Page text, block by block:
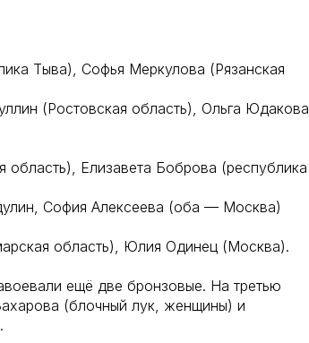
Тыва), Софья Меркулова (Рязанская
(Ростовская область), Ольга Юдакова
Елизавета Боброва (республика
София Алексеева (оба — Москва)
область), Юлия Одинец (Москва).
ещё две бронзовые. На третью
(блочный лук, женщины) и